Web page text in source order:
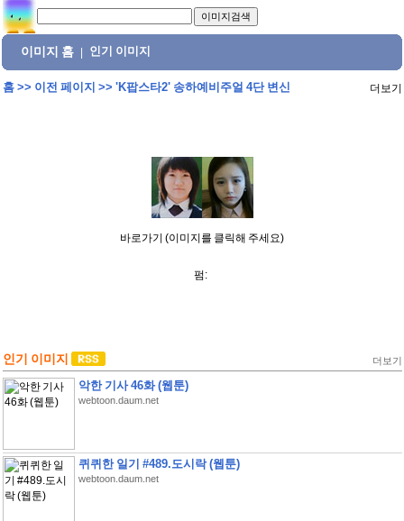
이미지 홈 인기 이미지
홈>> 이전 페이지 >> 'K팝스타2' 송하예비주얼 4단 변신 더보기
바로가기 (이미지를 클릭해 주세요)
펌:
인기 이미지 더보기
악한 기사 46화 (웹툰)
webtoon.daum.net
퀴퀴한 일기 #489.도시락 (웹툰)
webtoon.daum.net